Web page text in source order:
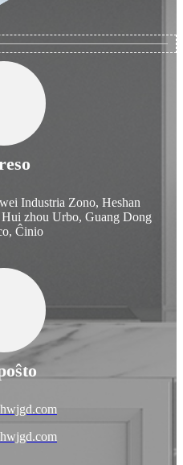
Industria Zono, Heshan
zhou Urbo, Guang Dong
Ĉinio